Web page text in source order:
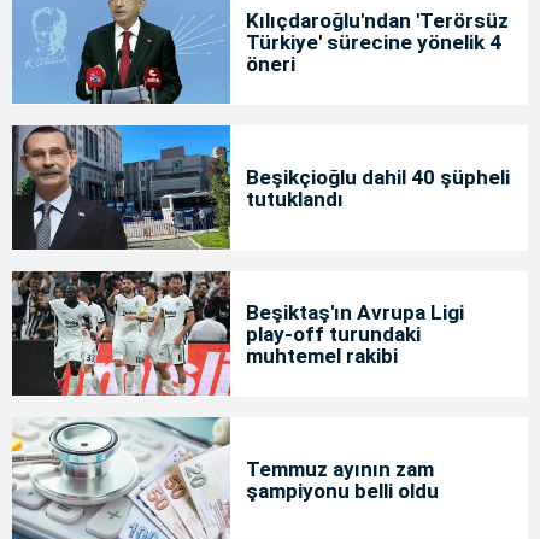
Kılıçdaroğlu'ndan 'Terörsüz
Türkiye' sürecine yönelik 4
öneri
Beşikçioğlu dahil 40 şüpheli
tutuklandı
Beşiktaş'ın Avrupa Ligi
play-off turundaki
muhtemel rakibi
Temmuz ayının zam
şampiyonu belli oldu